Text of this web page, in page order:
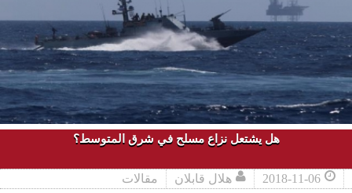
هل يشتعل نزاع مسلح في شرق المتوسط؟
2018-11-06 هلال قابلان مقالات